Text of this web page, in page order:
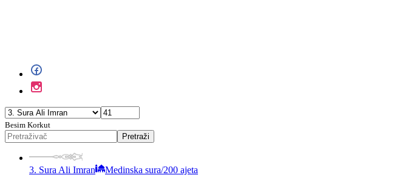
Besim Korkut
Pretraži
3. Sura Ali Imran Medinska sura/200 ajeta